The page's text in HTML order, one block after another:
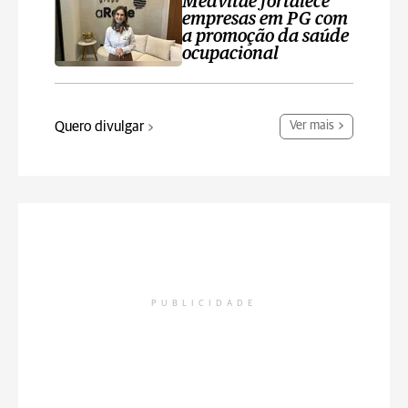
empresas em PG com
a promoção da saúde
ocupacional
Quero divulgar Ver mais
PUBLICIDADE